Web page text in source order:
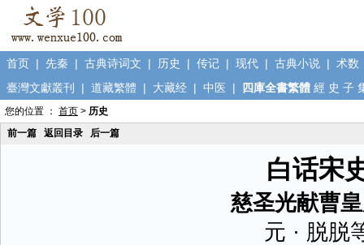
首页 | 先秦 | 古典诗词文 | 历史 | 传记 | 现代 | 古典小说 | 术数
臺灣文獻叢刊
| 道藏繁體 | 大藏经 | 中医 | 四庫全書繁體 經 史 子
您的位置 ： 首页 > 历史
前一篇
返回目录 后一篇
白话宋
慈圣光献曹
元 · 脱脱